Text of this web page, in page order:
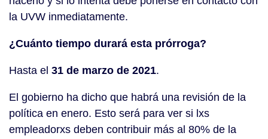
la UVW inmediatamente.
¿Cuánto tiempo durará esta prórroga?
Hasta el 31 de marzo de 2021.
El gobierno ha dicho que habrá una revisión de la
política en enero. Esto será para ver si lxs
empleadorxs deben contribuir más al 80% de la